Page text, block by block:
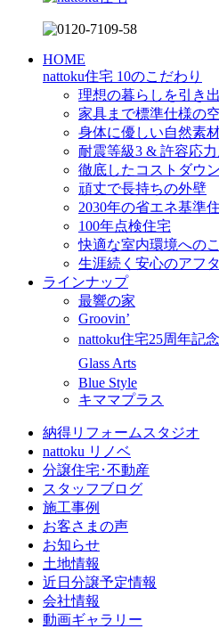
HOME
nattoku住宅 10のこだわり
理想の暮らしを引き
家具まで標準仕様の
身体に優しい自然素
耐震等級3 & 許容応
徹底したコストダウ
頑丈で長持ちの外壁
2030年の省エネ基準
100年点検住宅
快適な室内環境への
生涯続く安心のアフ
ラインナップ
最響の家
Groovin’
nattoku住宅25周年記
Glass Arts
Blue Style
キママプラス
納得リフォームスタジオ
nattoku リノベ
分譲住宅･不動産
スタッフブログ
施工事例
お客さまの声
お知らせ
土地情報
近日分譲予定情報
会社情報
動画ギャラリー